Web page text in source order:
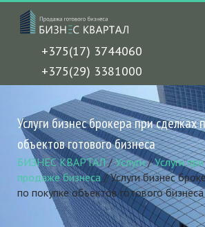
+375(17) 3744060
+375(29) 3381000
Услуги бизнес брокера при сделках
объектов готового бизнеса
БИЗНЕС КВАРТАЛ/Услуги/Услуги
продаже бизнеса /Услуги бизнес
по покупке объектов готового бизнеса